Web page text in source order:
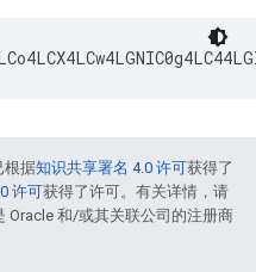
根据知识共享署名 4.0 许可获得了
许可获得了许可。有关详情，请
Oracle 和/或其关联公司的注册商